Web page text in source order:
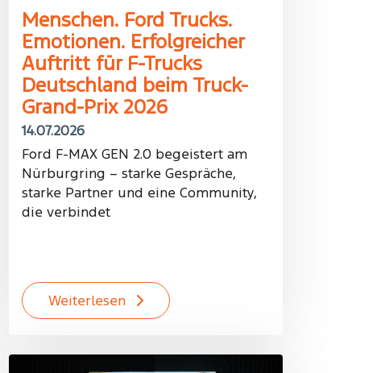
Menschen. Ford Trucks.
Emotionen. Erfolgreicher
Auftritt für F-Trucks
Deutschland beim Truck-
Grand-Prix 2026
14.07.2026
Ford F-MAX GEN 2.0 begeistert am
Nürburgring – starke Gespräche,
starke Partner und eine Community,
die verbindet
Weiterlesen